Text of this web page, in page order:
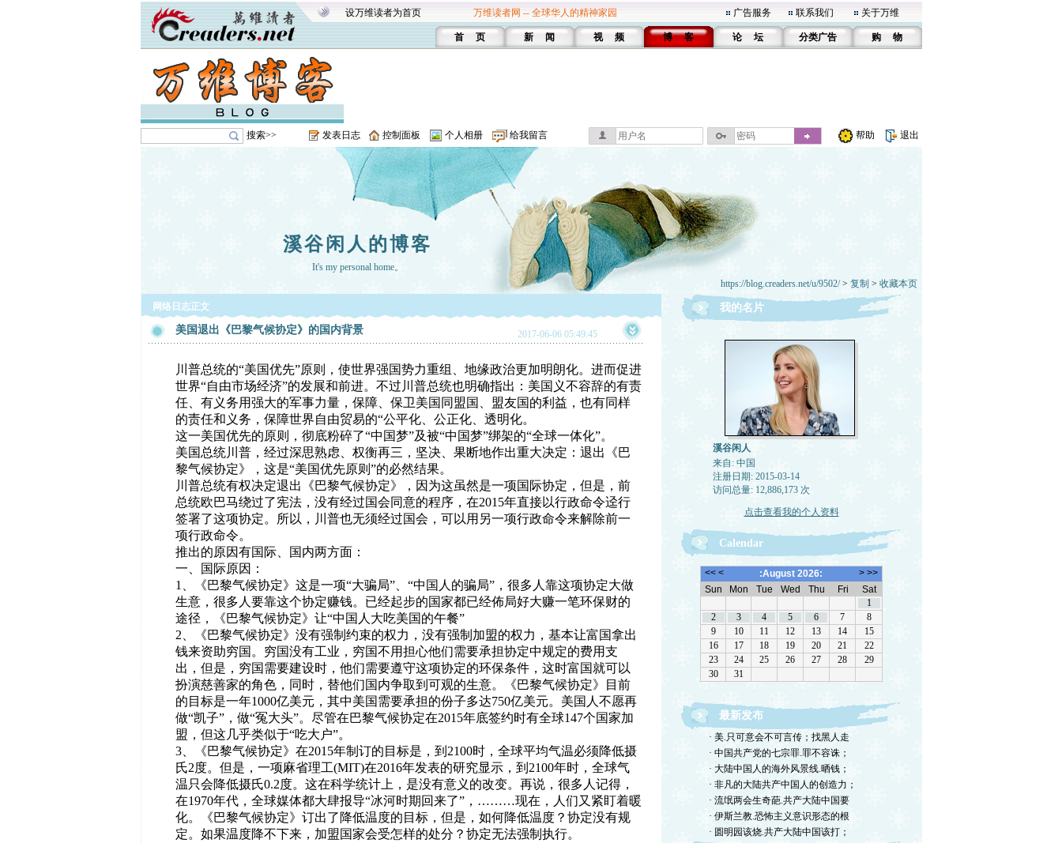
设万维读者为首页 万维读者网 -- 全球华人的精神家园 广告服务 联系我们 关于万维
首 页 新 闻 视 频 博 客 论 坛 分类广告 购 物
搜索>> 发表日志 控制面板 个人相册 给我留言 帮助 退出
溪谷闲人的博客
It's my personal home。
https://blog.creaders.net/u/9502/> 复制 > 收藏本页
网络日志正文
美国退出《巴黎气候协定》的国内背景 2017-06-06 05:49:45
川普总统的“美国优先”原则，使世界强国势力重组、地缘政治更加明朗化。进而促进
世界“自由市场经济”的发展和前进。不过川普总统也明确指出：美国义不容辞的有责
任、有义务用强大的军事力量，保障、保卫美国同盟国、盟友国的利益，也有同样
的责任和义务，保障世界自由贸易的“公平化、公正化、透明化。
这一美国优先的原则，彻底粉碎了“中国梦”及被“中国梦”绑架的“全球一体化”。
美国总统川普，经过深思熟虑、权衡再三，坚决、果断地作出重大决定：退出《巴
黎气候协定》，这是“美国优先原则”的必然结果。
川普总统有权决定退出《巴黎气候协定》，因为这虽然是一项国际协定，但是，前
总统欧巴马绕过了宪法，没有经过国会同意的程序，在2015年直接以行政命令迳行
签署了这项协定。所以，川普也无须经过国会，可以用另一项行政命令来解除前一
项行政命令。
推出的原因有国际、国内两方面：
一、国际原因：
1、《巴黎气候协定》这是一项“大骗局”、“中国人的骗局”，很多人靠这项协定大做
生意，很多人要靠这个协定赚钱。已经起步的国家都已经佈局好大赚一笔环保财的
途径，《巴黎气候协定》让“中国人大吃美国的午餐”
2、《巴黎气候协定》没有强制约束的权力，没有强制加盟的权力，基本让富国拿出
钱来资助穷国。穷国没有工业，穷国不用担心他们需要承担协定中规定的费用支
出，但是，穷国需要建设时，他们需要遵守这项协定的环保条件，这时富国就可以
扮演慈善家的角色，同时，替他们国内争取到可观的生意。《巴黎气候协定》目前
的目标是一年1000亿美元，其中美国需要承担的份子多达750亿美元。美国人不愿再
做“凯子”，做“冤大头”。尽管在巴黎气候协定在2015年底签约时有全球147个国家加
盟，但这几乎类似于“吃大户”。
3、《巴黎气候协定》在2015年制订的目标是，到2100时，全球平均气温必须降低摄
氏2度。但是，一项麻省理工(MIT)在2016年发表的研究显示，到2100年时，全球气
温只会降低摄氏0.2度。这在科学统计上，是没有意义的改变。再说，很多人记得，
在1970年代，全球媒体都大肆报导“冰河时期回来了”，………现在，人们又紧盯着暖
化。《巴黎气候协定》订出了降低温度的目标，但是，如何降低温度？协定没有规
定。如果温度降不下来，加盟国家会受怎样的处分？协定无法强制执行。
我的名片
溪谷闲人
来自: 中国
注册日期: 2015-03-14
访问总量: 12,886,173 次
点击查看我的个人资料
Calendar
最新发布
· 美.只可意会不可言传；找黑人走
· 中国共产党的七宗罪.罪不容诛；
· 大陆中国人的海外风景线.晒钱；
· 非凡的大陆共产中国人的创造力；
· 流氓两会生奇葩.共产大陆中国要
· 伊斯兰教.恐怖主义意识形态的根
· 圆明园该烧.共产大陆中国该打；